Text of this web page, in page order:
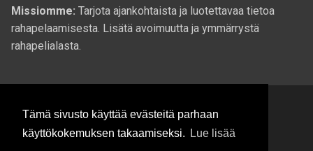
Missiomme: Tarjota ajankohtaista ja luotettavaa tietoa
rahapelaamisesta. Lisätä avoimuutta ja ymmärrystä
rahapelialasta.
© 2026 Rahapelisanomat.fi. Kaikki oikeudet pidätetään.
Tämä sivusto käyttää evästeitä parhaan
käyttökokemuksen takaamiseksi.
Lue lisää